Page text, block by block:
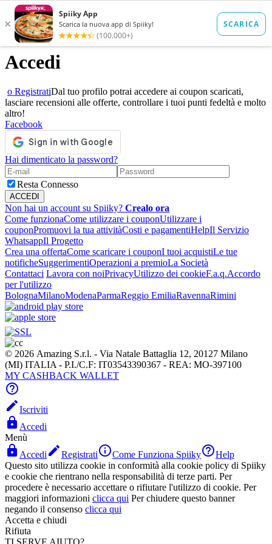
Accedi
o RegistratiDal tuo profilo potrai accedere ai coupon scaricati,
lasciare recensioni alle offerte, controllare i tuoi punti fedeltà e molto
altro!
Facebook
Hai dimenticato la password?
Resta Connesso
Non hai un account su Spiiky? Crealo ora
Come funzionaCome utilizzare i couponUtilizzare i
couponPromuovi la tua attivitàCosti e pagamentiHelpIl Servizio
WhatsappIl Progetto
Crea una offertaCome scaricare i couponI tuoi acquistiLe tue
notificheSuggerimentiOperazioni a premioLa Società
Contattaci Lavora con noiPrivacyUtilizzo dei cookieF.a.q.Accordo
per l'utilizzo
BolognaMilanoModenaParmaReggio EmiliaRavennaRimini
© 2026 Amazing S.r.l. - Via Natale Battaglia 12, 20127 Milano
(MI) ITALIA - P.I./C.F: IT03543390367 - REA: MO-397100
MY CASHBACK WALLET

Iscriviti
 Accedi
Menù
 AccediRegistratiCome Funziona SpiikyHelp
Questo sito utilizza cookie in conformità alla cookie policy di Spiiky
e cookie che rientrano nella responsabilità di terze parti. Per
procedere è necessario accettare o rifiutare l'utilizzo di cookie. Per
maggiori informazioni clicca qui Per chiudere questo banner
negando il consenso clicca qui
Accetta e chiudi
Rifiuta